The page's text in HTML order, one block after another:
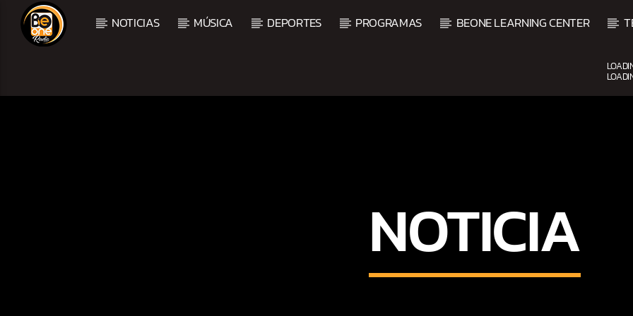
NOTICIAS MÚSICA DEPORTES PROGRAMAS BEONE LEARNING CENTER
3:00 PM 5:00 PM
NOTICIA